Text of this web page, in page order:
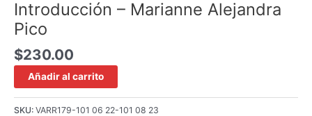
Introducción – Marianne Alejandra
Pico
$230.00
Añadir al carrito
SKU: VARR179-101 06 22-101 08 23